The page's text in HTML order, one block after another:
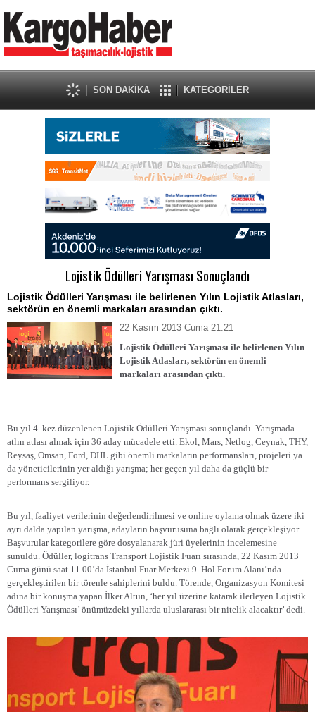
SON DAKİKA KATEGORİLER
Lojistik Ödülleri Yarışması Sonuçlandı
Lojistik Ödülleri Yarışması ile belirlenen Yılın Lojistik Atlasları,
sektörün en önemli markaları arasından çıktı.
22 Kasım 2013 Cuma 21:21
Lojistik Ödülleri Yarışması ile belirlenen Yılın
Lojistik Atlasları, sektörün en önemli
markaları arasından çıktı.
Bu yıl 4. kez düzenlenen Lojistik Ödülleri Yarışması sonuçlandı. Yarışmada
atlın atlası almak için 36 aday mücadele etti. Ekol, Mars, Netlog, Ceynak, THY,
Reysaş, Omsan, Ford, DHL gibi önemli markaların performansları, projeleri ya
da yöneticilerinin yer aldığı yarışma; her geçen yıl daha da güçlü bir
performans sergiliyor.
Bu yıl, faaliyet verilerinin değerlendirilmesi ve online oylama olmak üzere iki
ayrı dalda yapılan yarışma, adayların başvurusuna bağlı olarak gerçekleşiyor.
Başvurular kategorilere göre dosyalanarak jüri üyelerinin incelemesine
sunuldu. Ödüller, logitrans Transport Lojistik Fuarı sırasında, 22 Kasım 2013
Cuma günü saat 11.00’da İstanbul Fuar Merkezi 9. Hol Forum Alanı’nda
gerçekleştirilen bir törenle sahiplerini buldu. Törende, Organizasyon Komitesi
adına bir konuşma yapan İlker Altun, ‘her yıl üzerine katarak ilerleyen Lojistik
Ödülleri Yarışması’ önümüzdeki yıllarda uluslararası bir nitelik alacaktır’ dedi.